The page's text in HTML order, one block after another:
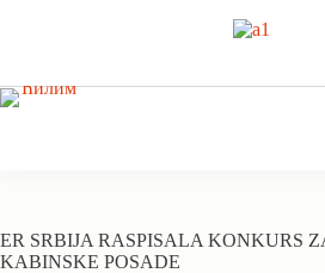
ER SRBIJA RASPISALA KONKURS
KABINSKE POSADE